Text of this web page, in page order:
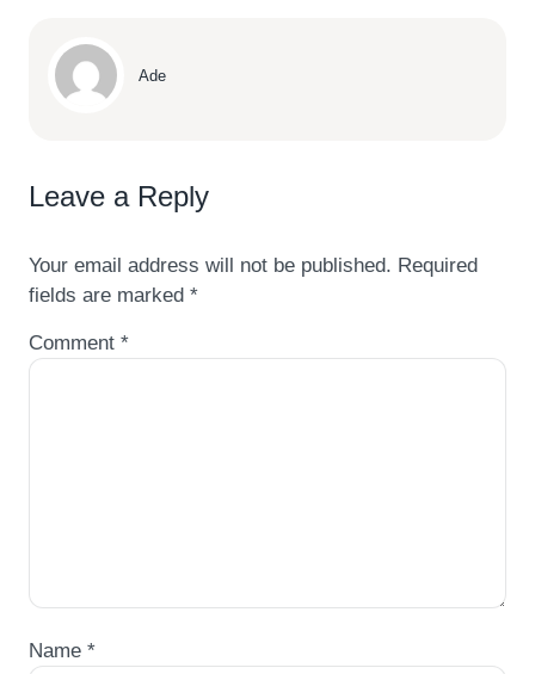
Ade
Leave a Reply
Your email address will not be published. Required
fields are marked *
Comment *
Name *